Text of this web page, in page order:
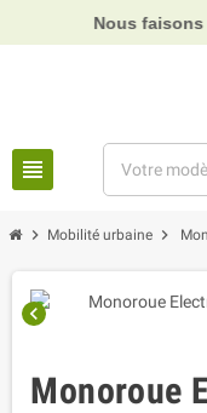
Nous faisons
view_headline
chevron_right Mobilité urbaine chevron_right
chevron_left
Monoroue